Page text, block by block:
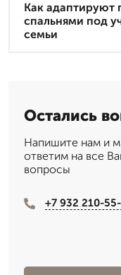
Как адаптируют
спальнями под
семьи
Остались
Напишите нам и
ответим на все
вопросы
+7 932 210-